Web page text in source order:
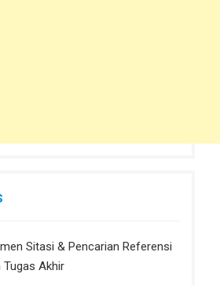
Sitasi & Pencarian Referensi
Tugas Akhir